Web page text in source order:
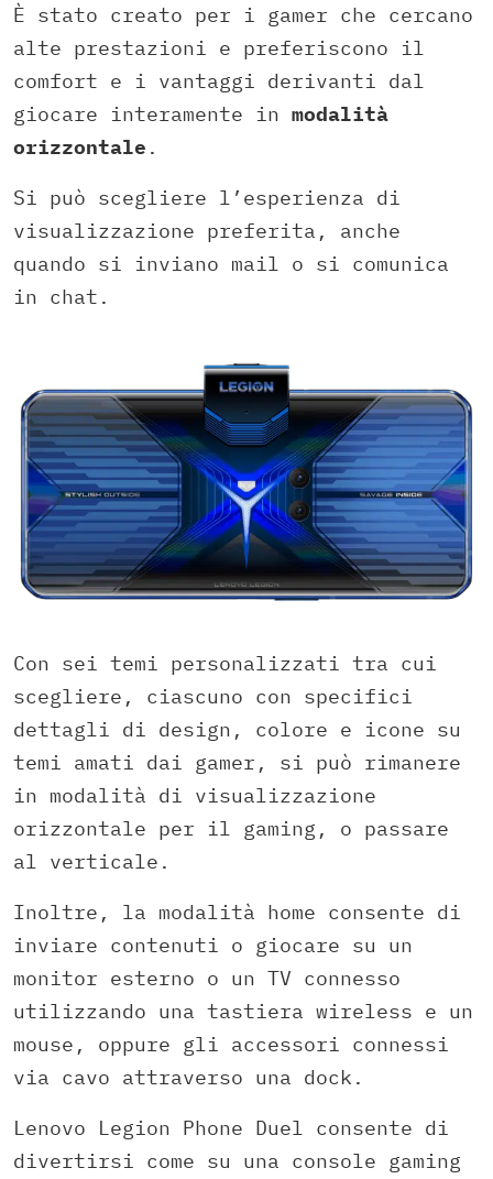
È stato creato per i gamer che cercano
alte prestazioni e preferiscono il
comfort e i vantaggi derivanti dal
giocare interamente in modalità
orizzontale .
Si può scegliere l’esperienza di
visualizzazione preferita, anche
quando si inviano mail o si comunica
in chat.
Con sei temi personalizzati tra cui
scegliere, ciascuno con specifici
dettagli di design, colore e icone su
temi amati dai gamer, si può rimanere
in modalità di visualizzazione
orizzontale per il gaming, o passare
al verticale.
Inoltre, la modalità home consente di
inviare contenuti o giocare su un
monitor esterno o un TV connesso
utilizzando una tastiera wireless e un
mouse, oppure gli accessori connessi
via cavo attraverso una dock.
Lenovo Legion Phone Duel consente di
divertirsi come su una console gaming